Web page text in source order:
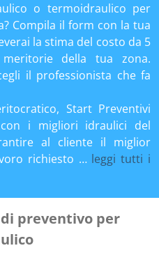
o termoidraulico per
Compila il form con la tua
la stima del costo da 5
della tua zona.
il professionista che fa
Start Preventivi
con i migliori idraulici del
al cliente il miglior
richiesto … leggi tutti i
preventivo per